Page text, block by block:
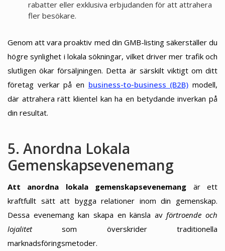
rabatter eller exklusiva erbjudanden för att attrahera
fler besökare.
Genom att vara proaktiv med din GMB-listing säkerställer du
högre synlighet i lokala sökningar, vilket driver mer trafik och
slutligen ökar försäljningen. Detta är särskilt viktigt om ditt
företag verkar på en business-to-business (B2B) modell,
där attrahera rätt klientel kan ha en betydande inverkan på
din resultat.
5. Anordna Lokala
Gemenskapsevenemang
Att anordna lokala gemenskapsevenemang är ett
kraftfullt sätt att bygga relationer inom din gemenskap.
Dessa evenemang kan skapa en känsla avförtroende och
lojalitetsom överskrider traditionella
marknadsföringsmetoder.